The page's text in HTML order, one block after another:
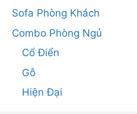
Sofa Phòng Khách
Combo Phòng Ngủ
Cổ Điển
Gỗ
Hiện Đại